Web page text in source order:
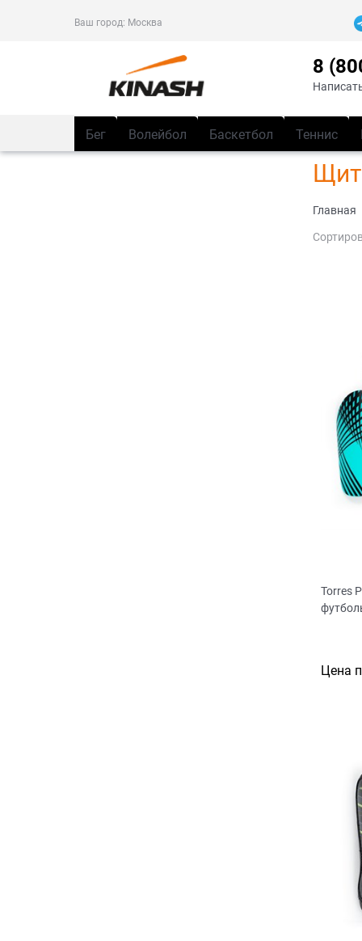
Ваш город: Москва
8
Бег Волейбол Баскетбол Теннис
Главная
Torres
Цена